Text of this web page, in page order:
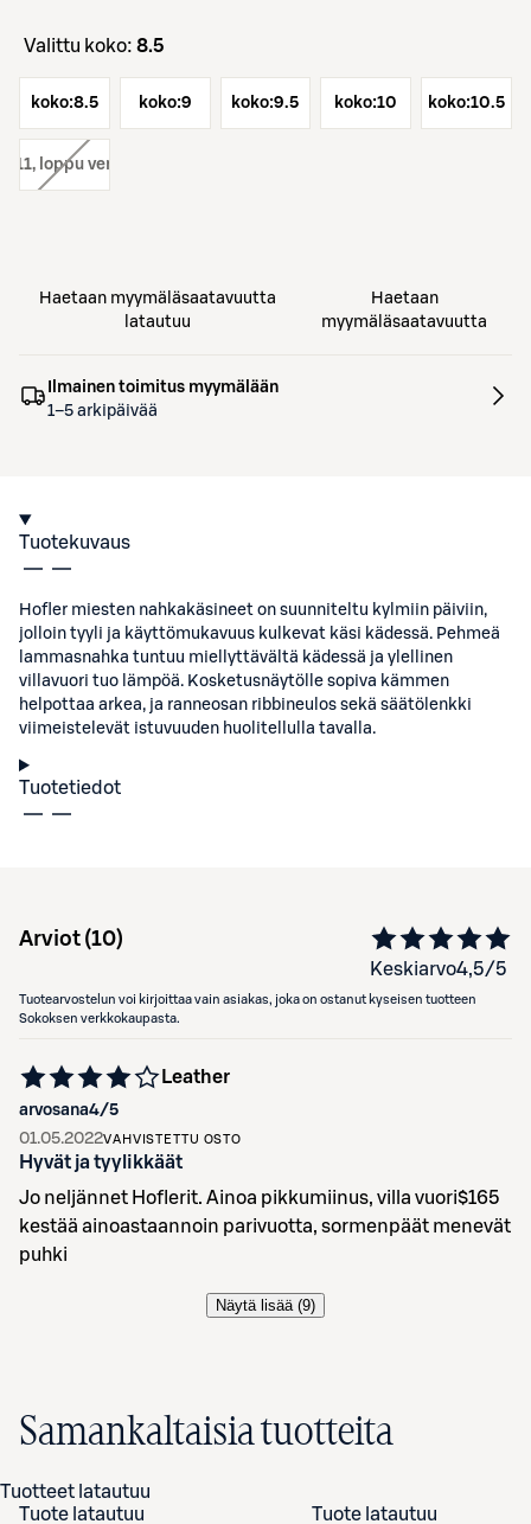
Valittu koko: 8.5
koko:8.5 koko:9 koko:9.5 koko:10 koko:10.5
11, loppu verkosta
Haetaan myymäläsaatavuutta
latautuu
Haetaan
myymäläsaatavuutta
Ilmainen toimitus myymälään
1–5 arkipäivää
Tuotekuvaus
Hofler miesten nahkakäsineet on suunniteltu kylmiin päiviin,
jolloin tyyli ja käyttömukavuus kulkevat käsi kädessä. Pehmeä
lammasnahka tuntuu miellyttävältä kädessä ja ylellinen
villavuori tuo lämpöä. Kosketusnäytölle sopiva kämmen
helpottaa arkea, ja ranneosan ribbineulos sekä säätölenkki
viimeistelevät istuvuuden huolitellulla tavalla.
Tuotetiedot
Arviot (10)
Keskiarvo4,5/5
Tuotearvostelun voi kirjoittaa vain asiakas, joka on ostanut kyseisen tuotteen
Sokoksen verkkokaupasta.
arvosana4/5
Leather
01.05.2022VAHVISTETTU OSTO
Hyvät ja tyylikkäät
Jo neljännet Hoflerit. Ainoa pikkumiinus, villa vuori$165
kestää ainoastaannoin parivuotta, sormenpäät menevät
puhki
Näytä lisää (9)
Samankaltaisia tuotteita
Tuotteet latautuu
Tuote latautuu
Tuote latautuu